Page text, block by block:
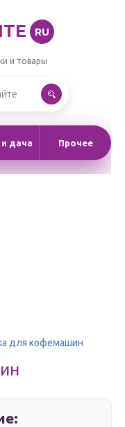
RU
и товары
дача Прочее
для кофемашин